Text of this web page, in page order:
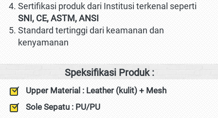
SNI, CE, ASTM, ANSI
Standard tertinggi dari keamanan dan
kenyamanan
Speksifikasi Produk :
Upper Material : Leather (kulit) + Mesh
Sole Sepatu : PU/PU